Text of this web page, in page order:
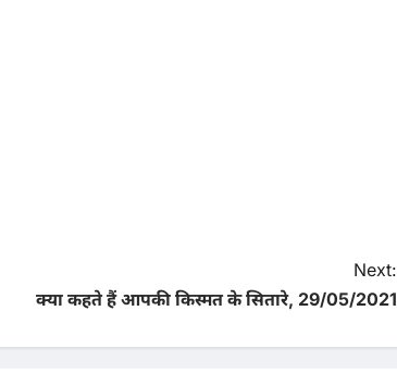
Next:
क्या कहते हैं आपकी किस्मत के सितारे, 29/05/2021